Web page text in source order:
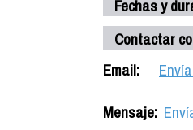
Fechas y
Contactar
Email:
Mensaje: